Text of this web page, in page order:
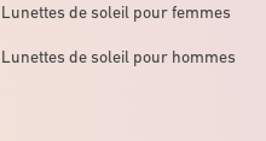
Lunettes de soleil pour femmes
Lunettes de soleil pour hommes